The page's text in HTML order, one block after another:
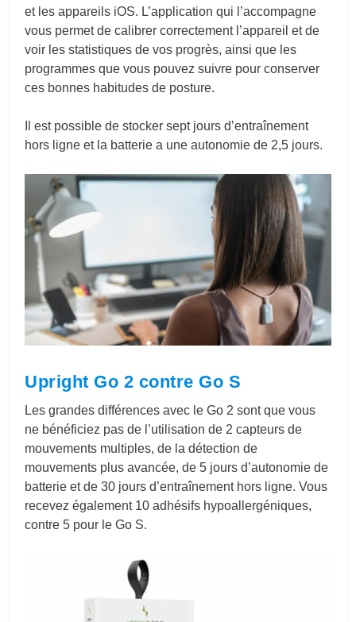
et les appareils iOS. L’application qui l’accompagne
vous permet de calibrer correctement l’appareil et de
voir les statistiques de vos progrès, ainsi que les
programmes que vous pouvez suivre pour conserver
ces bonnes habitudes de posture.
Il est possible de stocker sept jours d’entraînement
hors ligne et la batterie a une autonomie de 2,5 jours.
Upright Go 2 contre Go S
Les grandes différences avec le Go 2 sont que vous
ne bénéficiez pas de l’utilisation de 2 capteurs de
mouvements multiples, de la détection de
mouvements plus avancée, de 5 jours d’autonomie de
batterie et de 30 jours d’entraînement hors ligne. Vous
recevez également 10 adhésifs hypoallergéniques,
contre 5 pour le Go S.